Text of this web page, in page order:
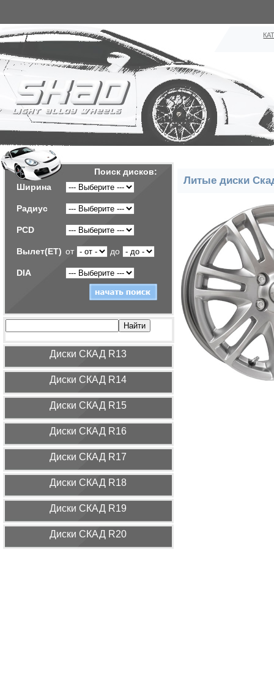
Поиск дисков:
Ширина
Радиус
PCD
Вылет(ET) от до
DIA
Диcки СКАД R13
Диcки СКАД R14
Диcки СКАД R15
Диcки СКАД R16
Диcки СКАД R17
Диcки СКАД R18
Диcки СКАД R19
Диcки СКАД R20
Литые диски